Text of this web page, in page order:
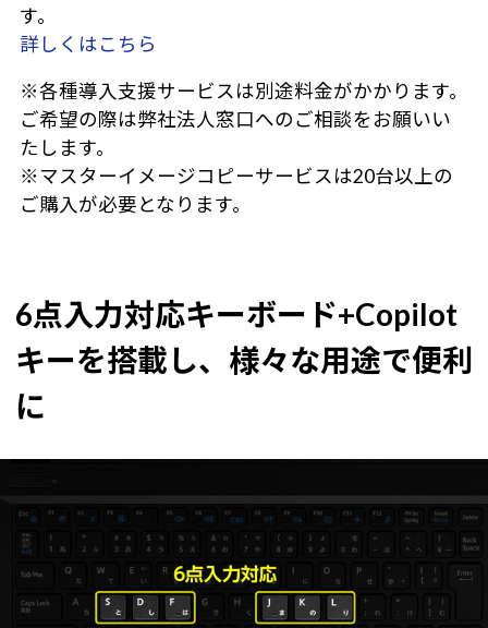
す。
詳しくはこちら
※各種導入支援サービスは別途料金がかかります。
ご希望の際は弊社法人窓口へのご相談をお願いい
たします。
※マスターイメージコピーサービスは20台以上の
ご購入が必要となります。
6点入力対応キーボード+Copilot
キーを搭載し、様々な用途で便利
に